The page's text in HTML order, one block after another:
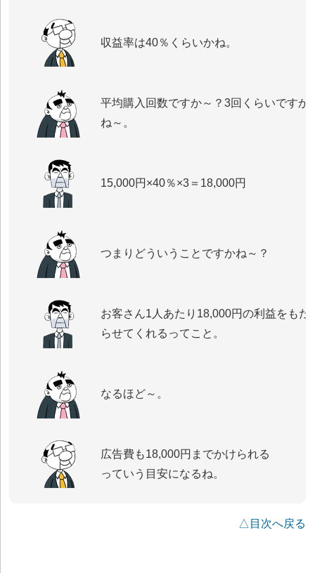
収益率は40％くらいかね。
平均購入回数ですか～？3回くらいですか
ね～。
15,000円×40％×3＝18,000円
つまりどういうことですかね～？
お客さん1人あたり18,000円の利益をもた
らせてくれるってこと。
なるほど～。
広告費も18,000円までかけられる
っていう目安になるね。
△目次へ戻る